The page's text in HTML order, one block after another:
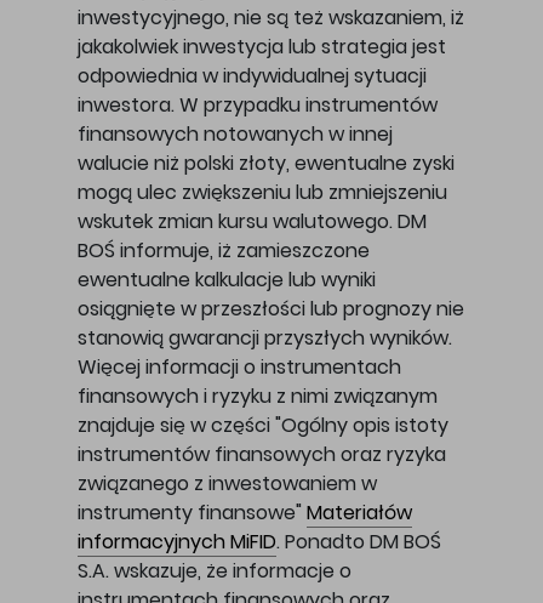
inwestycyjnego, nie są też wskazaniem, iż
jakakolwiek inwestycja lub strategia jest
odpowiednia w indywidualnej sytuacji
inwestora. W przypadku instrumentów
finansowych notowanych w innej
walucie niż polski złoty, ewentualne zyski
mogą ulec zwiększeniu lub zmniejszeniu
wskutek zmian kursu walutowego. DM
BOŚ informuje, iż zamieszczone
ewentualne kalkulacje lub wyniki
osiągnięte w przeszłości lub prognozy nie
stanowią gwarancji przyszłych wyników.
Więcej informacji o instrumentach
finansowych i ryzyku z nimi związanym
znajduje się w części "Ogólny opis istoty
instrumentów finansowych oraz ryzyka
związanego z inwestowaniem w
instrumenty finansowe" Materiałów
informacyjnych MiFID. Ponadto DM BOŚ
S.A. wskazuje, że informacje o